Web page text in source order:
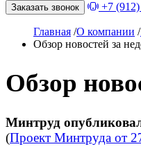
Заказать звонок +7
Главная /О компании /
Обзор новостей за
Обзор
Минтруд
(Проект Минтруда от